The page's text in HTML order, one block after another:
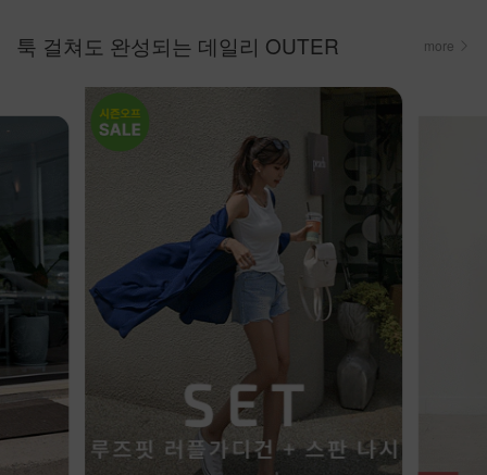
툭 걸쳐도 완성되는 데일리 OUTER more